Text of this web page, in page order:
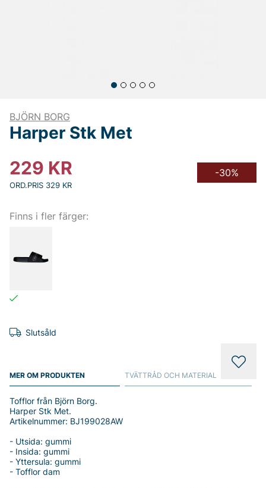
BJÖRN BORG
Harper Stk Met
229 KR
ORD.PRIS 329 KR
-30%
Finns i fler färger:
Slutsåld
MER OM PRODUKTEN
Tofflor från Björn Borg.
Harper Stk Met.
Artikelnummer: BJ199028AW
- Utsida: gummi
- Insida: gummi
- Yttersula: gummi
- Tofflor dam
TVÄTTRÅD OCH MATERIAL